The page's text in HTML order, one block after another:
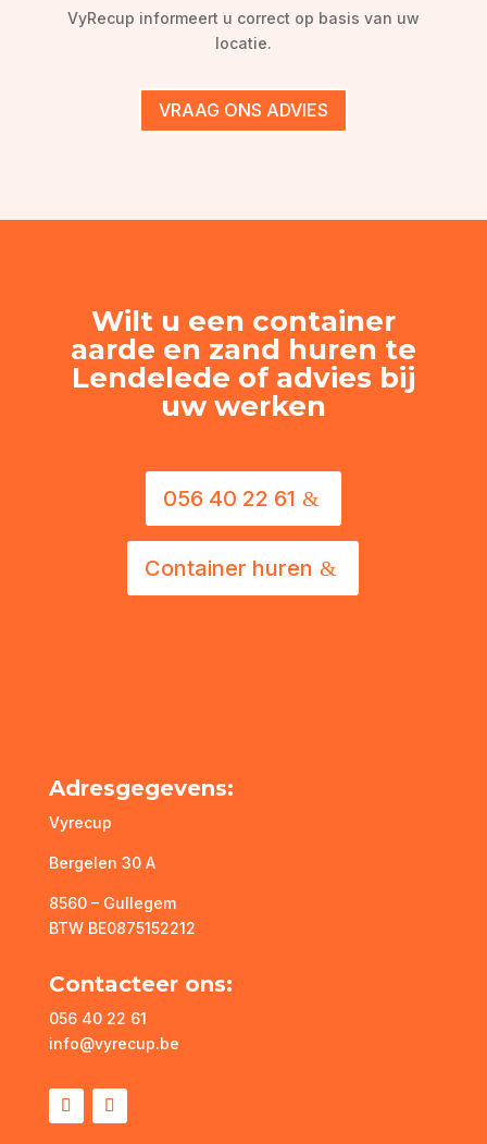
VyRecup informeert u correct op basis van uw
locatie.
VRAAG ONS ADVIES
Wilt u een container
aarde en zand huren te
Lendelede of advies bij
uw werken
056 40 22 61
Container huren
Adresgegevens:
Vyrecup
Bergelen 30 A
8560 – Gullegem
BTW BE0875152212
Contacteer ons:
056 40 22 61
info@vyrecup.be